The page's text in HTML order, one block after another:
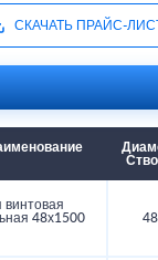
СКАЧАТЬ ПРАЙС-
винтовая
48х1500
48